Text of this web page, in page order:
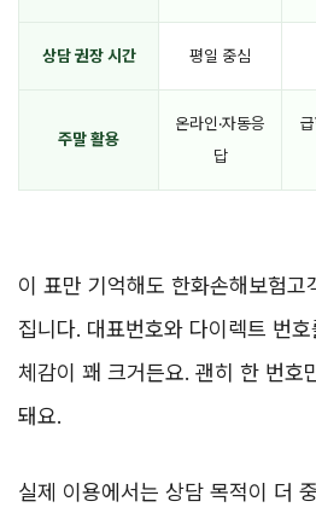
상담 권장 시간 평일 중심
주말 활용
온라인·자동응
답
이 표만 기억해도 한화손해보험고
집니다. 대표번호와 다이렉트 번
체감이 꽤 크거든요. 괜히 한 번호
돼요.
실제 이용에서는 상담 목적이 더